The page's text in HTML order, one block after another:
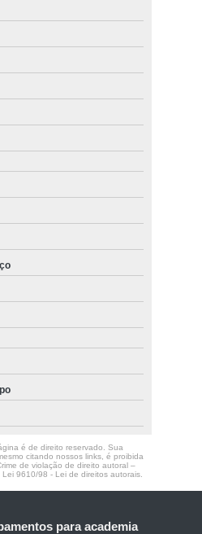
é de direito reservado. Sua
citando nossos links, é proibida
de violação de direito autoral –
Lei 9610/98 - Lei de direitos autorais.
para academia